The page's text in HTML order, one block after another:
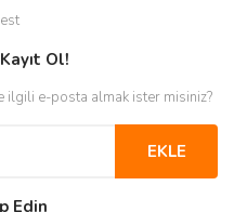
Ol!
ilgili e-posta almak ister misiniz?
EKLE
Edin